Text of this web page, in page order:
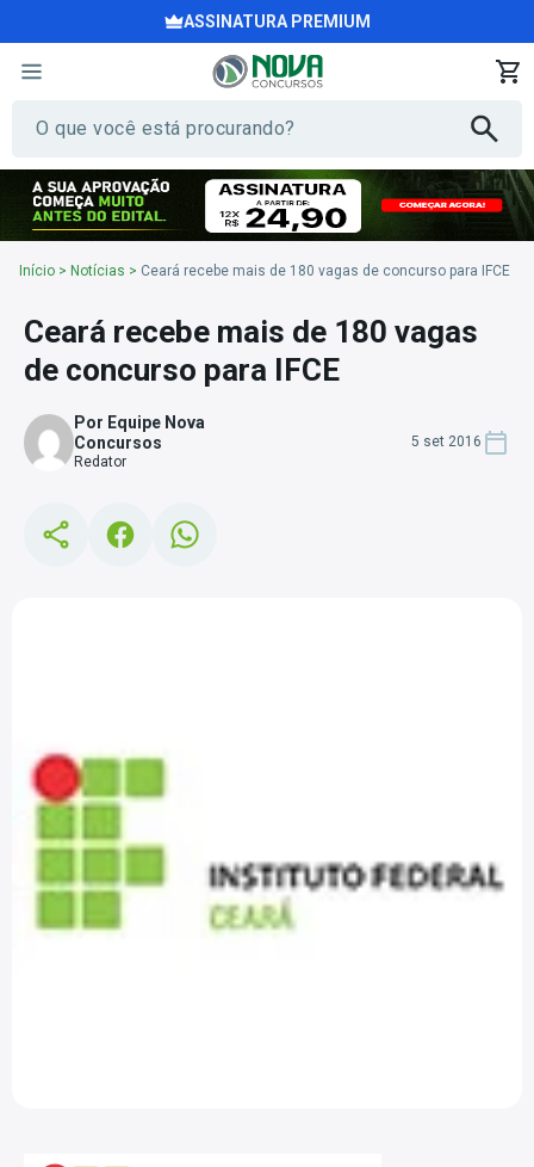
ASSINATURA PREMIUM
Início > Notícias > Ceará recebe mais de 180 vagas de concurso para IFCE
Ceará recebe mais de 180 vagas
de concurso para IFCE
Por Equipe Nova
Concursos
Redator
5 set 2016